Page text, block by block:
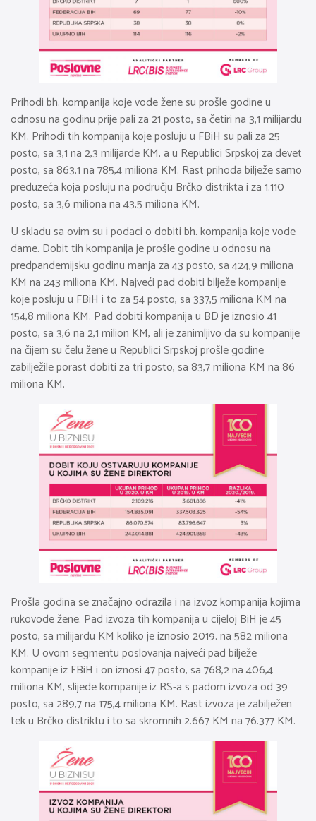
Prihodi bh. kompanija koje vode žene su prošle godine u
odnosu na godinu prije pali za 21 posto, sa četiri na 3,1 milijardu
KM. Prihodi tih kompanija koje posluju u FBiH su pali za 25
posto, sa 3,1 na 2,3 milijarde KM, a u Republici Srpskoj za devet
posto, sa 863,1 na 785,4 miliona KM. Rast prihoda bilježe samo
preduzeća koja posluju na području Brčko distrikta i za 1.110
posto, sa 3,6 miliona na 43,5 miliona KM.
U skladu sa ovim su i podaci o dobiti bh. kompanija koje vode
dame. Dobit tih kompanija je prošle godine u odnosu na
predpandemijsku godinu manja za 43 posto, sa 424,9 miliona
KM na 243 miliona KM. Najveći pad dobiti bilježe kompanije
koje posluju u FBiH i to za 54 posto, sa 337,5 miliona KM na
154,8 miliona KM. Pad dobiti kompanija u BD je iznosio 41
posto, sa 3,6 na 2,1 milion KM, ali je zanimljivo da su kompanije
na čijem su čelu žene u Republici Srpskoj prošle godine
zabilježile porast dobiti za tri posto, sa 83,7 miliona KM na 86
miliona KM.
Prošla godina se značajno odrazila i na izvoz kompanija kojima
rukovode žene. Pad izvoza tih kompanija u cijeloj BiH je 45
posto, sa milijardu KM koliko je iznosio 2019. na 582 miliona
KM. U ovom segmentu poslovanja najveći pad bilježe
kompanije iz FBiH i on iznosi 47 posto, sa 768,2 na 406,4
miliona KM, slijede kompanije iz RS-a s padom izvoza od 39
posto, sa 289,7 na 175,4 miliona KM. Rast izvoza je zabilježen
tek u Brčko distriktu i to sa skromnih 2.667 KM na 76.377 KM.